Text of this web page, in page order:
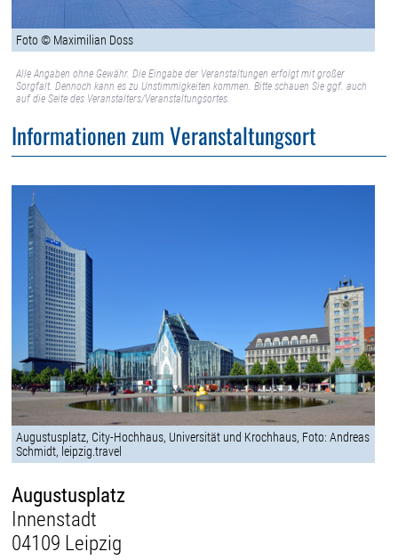
Foto © Maximilian Doss
Alle Angaben ohne Gewähr. Die Eingabe der Veranstaltungen erfolgt mit großer
Sorgfalt. Dennoch kann es zu Unstimmigkeiten kommen. Bitte schauen Sie ggf. auch
auf die Seite des Veranstalters/Veranstaltungsortes.
Informationen zum Veranstaltungsort
Augustusplatz, City-Hochhaus, Universität und Krochhaus, Foto: Andreas
Schmidt, leipzig.travel
Augustusplatz
Innenstadt
04109 Leipzig